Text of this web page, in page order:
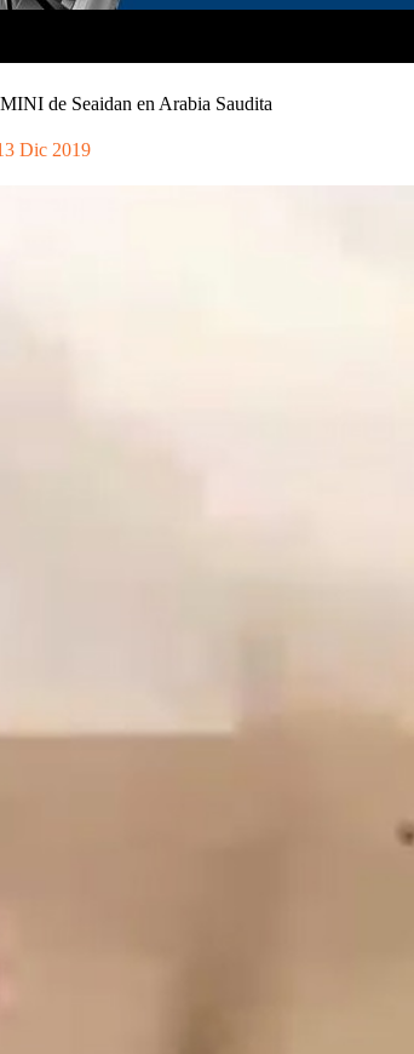
de Seaidan en Arabia Saudita
Dic 2019